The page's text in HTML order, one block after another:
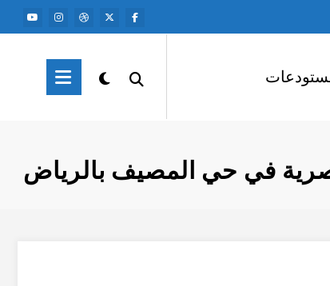
في حي المصيف بالرياض